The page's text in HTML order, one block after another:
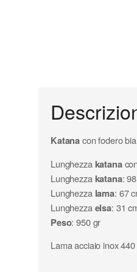
Katanacon fodero
Lunghezza katana
Lunghezza katana:
Lunghezza lama: 67
Lunghezzaelsa: 31
Peso: 950 gr
Lama acciaio inox 440